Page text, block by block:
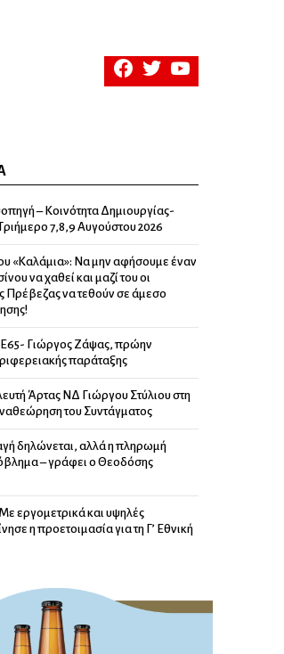
facebooktwitteryoutube
– Κοινότητα Δημιουργίας-
7,8,9 Αυγούστου 2026
«Καλάμια»: Να μην αφήσουμε έναν
να χαθεί και μαζί του οι
Πρέβεζας να τεθούν σε άμεσο
Γιώργος Ζάψας, πρώην
παράταξης
Άρτας ΝΔ Γιώργου Στύλιου στη
του Συντάγματος
δηλώνεται, αλλά η πληρωμή
– γράφει ο Θεοδόσης
εργομετρικά και υψηλές
η προετοιμασία για τη Γ’ Εθνική